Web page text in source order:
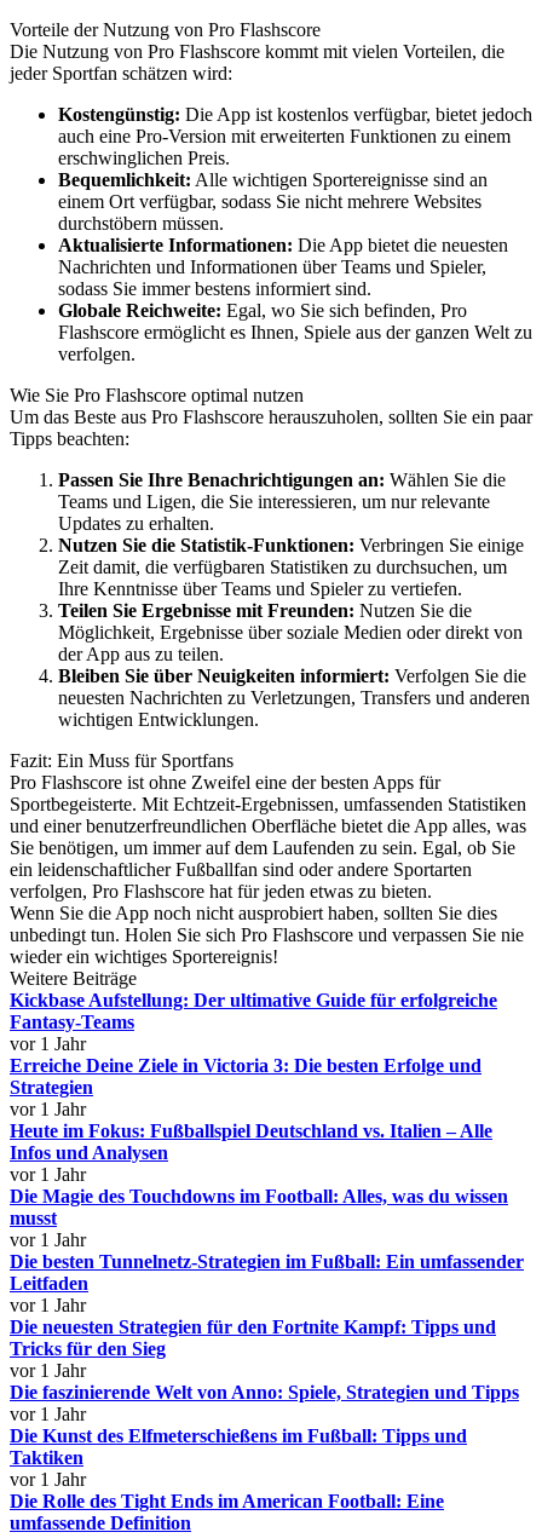
Vorteile der Nutzung von Pro Flashscore
Die Nutzung von Pro Flashscore kommt mit vielen Vorteilen, die
jeder Sportfan schätzen wird:
Kostengünstig: Die App ist kostenlos verfügbar, bietet jedoch
auch eine Pro-Version mit erweiterten Funktionen zu einem
erschwinglichen Preis.
Bequemlichkeit: Alle wichtigen Sportereignisse sind an
einem Ort verfügbar, sodass Sie nicht mehrere Websites
durchstöbern müssen.
Aktualisierte Informationen: Die App bietet die neuesten
Nachrichten und Informationen über Teams und Spieler,
sodass Sie immer bestens informiert sind.
Globale Reichweite: Egal, wo Sie sich befinden, Pro
Flashscore ermöglicht es Ihnen, Spiele aus der ganzen Welt zu
verfolgen.
Wie Sie Pro Flashscore optimal nutzen
Um das Beste aus Pro Flashscore herauszuholen, sollten Sie ein paar
Tipps beachten:
Passen Sie Ihre Benachrichtigungen an: Wählen Sie die
Teams und Ligen, die Sie interessieren, um nur relevante
Updates zu erhalten.
Nutzen Sie die Statistik-Funktionen: Verbringen Sie einige
Zeit damit, die verfügbaren Statistiken zu durchsuchen, um
Ihre Kenntnisse über Teams und Spieler zu vertiefen.
Teilen Sie Ergebnisse mit Freunden: Nutzen Sie die
Möglichkeit, Ergebnisse über soziale Medien oder direkt von
der App aus zu teilen.
Bleiben Sie über Neuigkeiten informiert: Verfolgen Sie die
neuesten Nachrichten zu Verletzungen, Transfers und anderen
wichtigen Entwicklungen.
Fazit: Ein Muss für Sportfans
Pro Flashscore ist ohne Zweifel eine der besten Apps für
Sportbegeisterte. Mit Echtzeit-Ergebnissen, umfassenden Statistiken
und einer benutzerfreundlichen Oberfläche bietet die App alles, was
Sie benötigen, um immer auf dem Laufenden zu sein. Egal, ob Sie
ein leidenschaftlicher Fußballfan sind oder andere Sportarten
verfolgen, Pro Flashscore hat für jeden etwas zu bieten.
Wenn Sie die App noch nicht ausprobiert haben, sollten Sie dies
unbedingt tun. Holen Sie sich Pro Flashscore und verpassen Sie nie
wieder ein wichtiges Sportereignis!
Weitere Beiträge
Kickbase Aufstellung: Der ultimative Guide für erfolgreiche
Fantasy-Teams
vor 1 Jahr
Erreiche Deine Ziele in Victoria 3: Die besten Erfolge und
Strategien
vor 1 Jahr
Heute im Fokus: Fußballspiel Deutschland vs. Italien – Alle
Infos und Analysen
vor 1 Jahr
Die Magie des Touchdowns im Football: Alles, was du wissen
musst
vor 1 Jahr
Die besten Tunnelnetz-Strategien im Fußball: Ein umfassender
Leitfaden
vor 1 Jahr
Die neuesten Strategien für den Fortnite Kampf: Tipps und
Tricks für den Sieg
vor 1 Jahr
Die faszinierende Welt von Anno: Spiele, Strategien und Tipps
vor 1 Jahr
Die Kunst des Elfmeterschießens im Fußball: Tipps und
Taktiken
vor 1 Jahr
Die Rolle des Tight Ends im American Football: Eine
umfassende Definition